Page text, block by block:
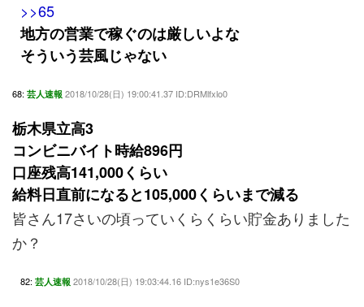
>>65
地方の営業で稼ぐのは厳しいよな
そういう芸風じゃない
68: 芸人速報 2018/10/28(日) 19:00:41.37 ID:DRMlfxlo0
栃木県立高3
コンビニバイト時給896円
口座残高141,000くらい
給料日直前になると105,000くらいまで減る
皆さん17さいの頃っていくらくらい貯金ありました
か？
82: 芸人速報 2018/10/28(日) 19:03:44.16 ID:nys1e36S0